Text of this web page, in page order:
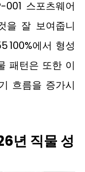
스포츠웨어
을 잘 보여줍니
100%에서 형성
패턴은 또한 이
흐름을 증가시
년 직물 성